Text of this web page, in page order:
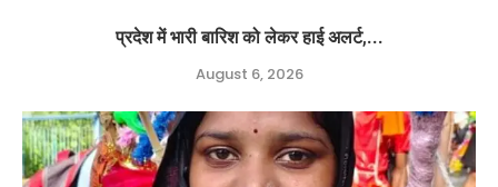
प्रदेश में भारी बारिश को लेकर हाई अलर्ट,...
August 6, 2026